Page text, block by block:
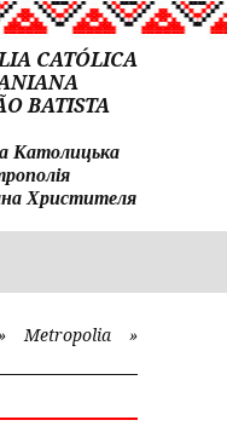
CATÓLICA
BATISTA
Католицька
Христителя
Metropolia »